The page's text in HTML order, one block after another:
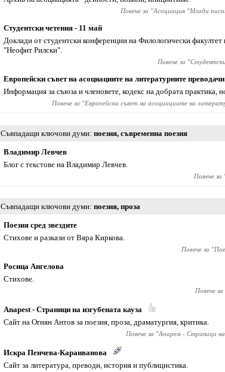
Повече за "Асоциация "Млади
Студентски четения - 11 май
Доклади от студентски конференции на Филологически
"Неофит Рилски".
Повече за "
Европейски съвет на асоциациите на литературните преводачи
Информация за съюза и членовете, кодекс на добрата практика,
Повече за "Европейски съвет на асоциациите на
Съвпадащи ключови думи поезия, съвременна поезия
Владимир Левчев
Блог с текстове на Владимир Левчев.
Повече за
Съвпадащи ключови думи поезия, проза
Поезия сред звездите
Стихове и разкази от Вяра Киркова.
Повече за "
Росица Ангелова
Стихове.
Повече
Anapest - Страници на изгубената кауза
Сайт на Огнян Антов за поезия, проза, драматургия, критика.
Повече за "Anapest - Страници на
Искра Пенчева-Караиванова
Сайт за литература, преводи, история и публицистика.